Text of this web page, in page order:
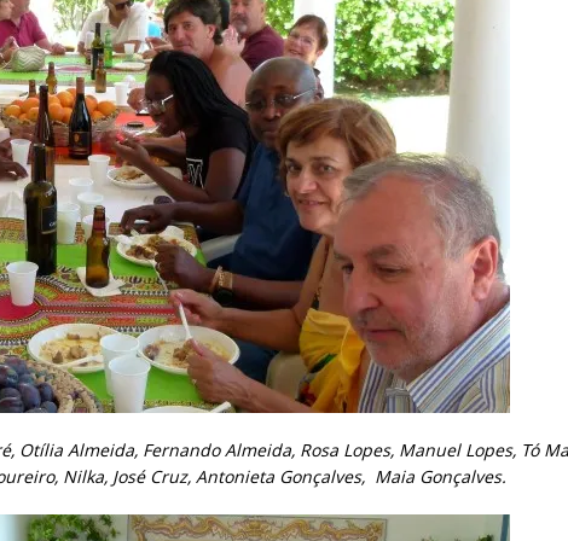
Otília Almeida, Fernando Almeida, Rosa Lopes, Manuel Lopes, Tó
Nilka, José Cruz, Antonieta Gonçalves, Maia Gonçalves.